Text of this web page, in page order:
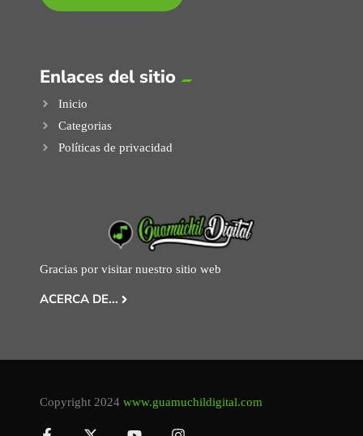
Enlaces del sitio
Inicio
Categorias
Políticas de privacidad
Gracias por visitar nuestro sitio web
ACERCA DE...
Copyright 2024 www.guamuchildigital.com